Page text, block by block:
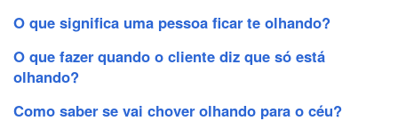
O que significa uma pessoa ficar te olhando?
O que fazer quando o cliente diz que só está
olhando?
Como saber se vai chover olhando para o céu?